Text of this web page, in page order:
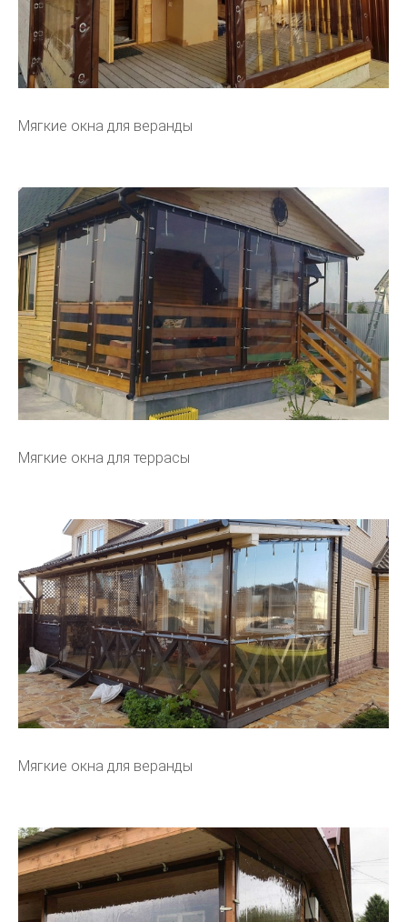
Мягкие окна для веранды
Мягкие окна для террасы
Мягкие окна для веранды